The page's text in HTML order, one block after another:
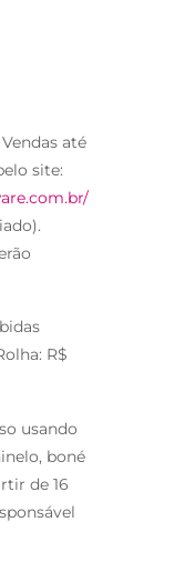
até
site:
R$
usando
boné
de 16